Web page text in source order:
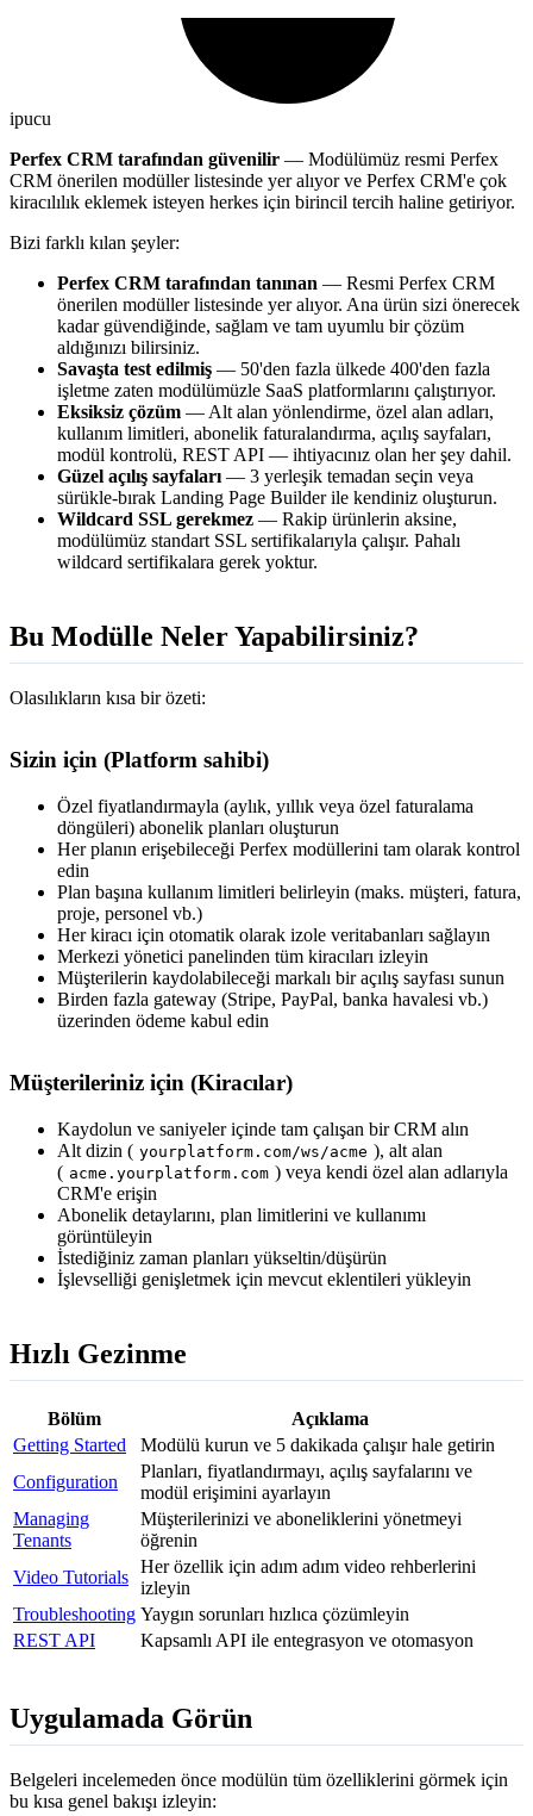
ipucu
Perfex CRM tarafından güvenilir — Modülümüz resmi Perfex
CRM önerilen modüller listesinde yer alıyor ve Perfex CRM'e çok
kiracılılık eklemek isteyen herkes için birincil tercih haline getiriyor.
Bizi farklı kılan şeyler:
Perfex CRM tarafından tanınan — Resmi Perfex CRM
önerilen modüller listesinde yer alıyor. Ana ürün sizi önerecek
kadar güvendiğinde, sağlam ve tam uyumlu bir çözüm
aldığınızı bilirsiniz.
Savaşta test edilmiş — 50'den fazla ülkede 400'den fazla
işletme zaten modülümüzle SaaS platformlarını çalıştırıyor.
Eksiksiz çözüm — Alt alan yönlendirme, özel alan adları,
kullanım limitleri, abonelik faturalandırma, açılış sayfaları,
modül kontrolü, REST API — ihtiyacınız olan her şey dahil.
Güzel açılış sayfaları — 3 yerleşik temadan seçin veya
sürükle-bırak Landing Page Builder ile kendiniz oluşturun.
Wildcard SSL gerekmez — Rakip ürünlerin aksine,
modülümüz standart SSL sertifikalarıyla çalışır. Pahalı
wildcard sertifikalara gerek yoktur.
Bu Modülle Neler Yapabilirsiniz?
Olasılıkların kısa bir özeti:
Sizin için (Platform sahibi)
Özel fiyatlandırmayla (aylık, yıllık veya özel faturalama
döngüleri) abonelik planları oluşturun
Her planın erişebileceği Perfex modüllerini tam olarak kontrol
edin
Plan başına kullanım limitleri belirleyin (maks. müşteri, fatura,
proje, personel vb.)
Her kiracı için otomatik olarak izole veritabanları sağlayın
Merkezi yönetici panelinden tüm kiracıları izleyin
Müşterilerin kaydolabileceği markalı bir açılış sayfası sunun
Birden fazla gateway (Stripe, PayPal, banka havalesi vb.)
üzerinden ödeme kabul edin
Müşterileriniz için (Kiracılar)
Kaydolun ve saniyeler içinde tam çalışan bir CRM alın
Alt dizin ( yourplatform.com/ws/acme ), alt alan
( acme.yourplatform.com ) veya kendi özel alan adlarıyla
CRM'e erişin
Abonelik detaylarını, plan limitlerini ve kullanımı
görüntüleyin
İstediğiniz zaman planları yükseltin/düşürün
İşlevselliği genişletmek için mevcut eklentileri yükleyin
Hızlı Gezinme
Bölüm
Açıklama
Getting Started
Modülü kurun ve 5 dakikada çalışır hale getirin
Configuration
Planları, fiyatlandırmayı, açılış sayfalarını ve
modül erişimini ayarlayın
Managing
Tenants
Müşterilerinizi ve aboneliklerini yönetmeyi
öğrenin
Video Tutorials
Her özellik için adım adım video rehberlerini
izleyin
Troubleshooting Yaygın sorunları hızlıca çözümleyin
REST API
Kapsamlı API ile entegrasyon ve otomasyon
Uygulamada Görün
Belgeleri incelemeden önce modülün tüm özelliklerini görmek için
bu kısa genel bakışı izleyin: